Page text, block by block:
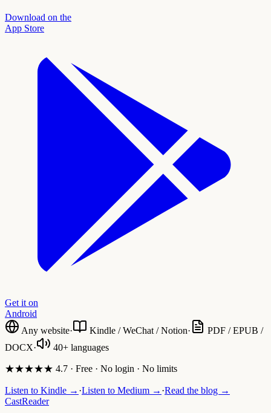
Download on the
App Store
Get it on
Android
Any website· Kindle / WeChat / Notion·
PDF / EPUB /
DOCX· 40+ languages
★★★★★ 4.7 · Free · No login · No limits
Listen to Kindle → ·Listen to Medium → ·Read the blog →
CastReader